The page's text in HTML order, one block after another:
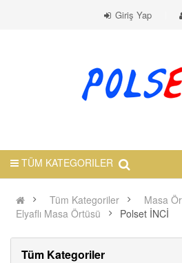
Giriş Yap
TÜM KATEGORILER
Tüm Kategoriler
Masa
Elyaflı Masa Örtüsü
Polset İNCİ
Tüm Kategoriler